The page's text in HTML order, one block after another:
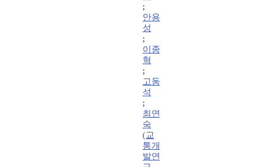
;
안용
성
;
이종
혁
;
고동
석
;
최연
숙
(교
통개
발연